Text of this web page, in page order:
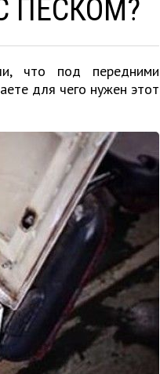
ПЕСКОМ?
что под передними
для чего нужен этот